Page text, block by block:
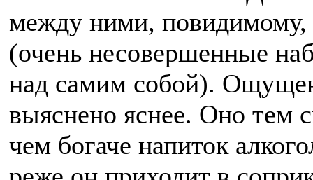
между ними, повидимому,
(очень несовершенные
над самим собой).
выяснено яснее. Оно тем
чем богаче напиток